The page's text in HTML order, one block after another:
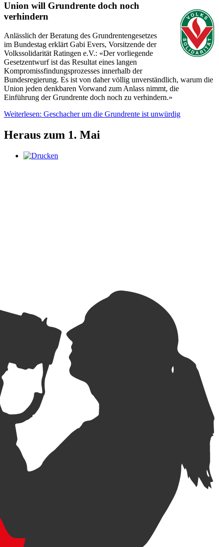
Union will Grundrente doch noch
verhindern
Anlässlich der Beratung des Grundrentengesetzes
im Bundestag erklärt Gabi Evers, Vorsitzende der
Volkssolidarität Ratingen e.V.: «Der vorliegende
Gesetzentwurf ist das Resultat eines langen
Kompromissfindungsprozesses innerhalb der
Bundesregierung. Es ist von daher völlig unverständlich, warum die
Union jeden denkbaren Vorwand zum Anlass nimmt, die
Einführung der Grundrente doch noch zu verhindern.»
Weiterlesen: Geschacher um die Grundrente ist unwürdig
Heraus zum 1. Mai